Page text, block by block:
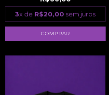
3x de R$20,00 sem juros
COMPRAR